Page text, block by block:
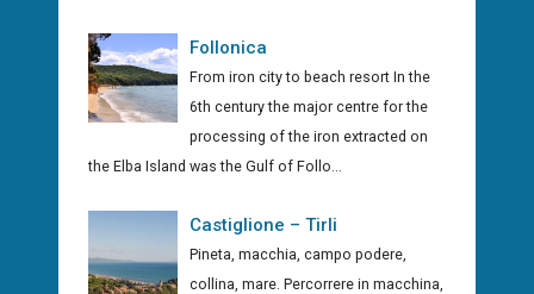
Follonica
From iron city to beach resort In the
6th century the major centre for the
processing of the iron extracted on
the Elba Island was the Gulf of Follo...
Castiglione – Tirli
Pineta, macchia, campo podere,
collina, mare. Percorrere in macchina,